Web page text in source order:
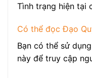
Tình trạng hiện tại
Có thể đọc Đạo
Bạn có thể sử
này để truy cập